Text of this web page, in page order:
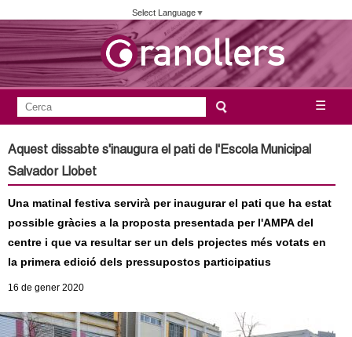
Vés
al
contingut
Select Language▼
u
n
a
☰
F
m
u
l
a
r
i
d
e
Aquest dissabte s'inaugura el pati de l'Escola Municipal
Salvador Llobet
Una matinal festiva servirà per inaugurar el pati que ha estat
possible gràcies a la proposta presentada per l'AMPA del
centre i que va resultar ser un dels projectes més votats en
la primera edició dels pressupostos participatius
16 de gener 2020